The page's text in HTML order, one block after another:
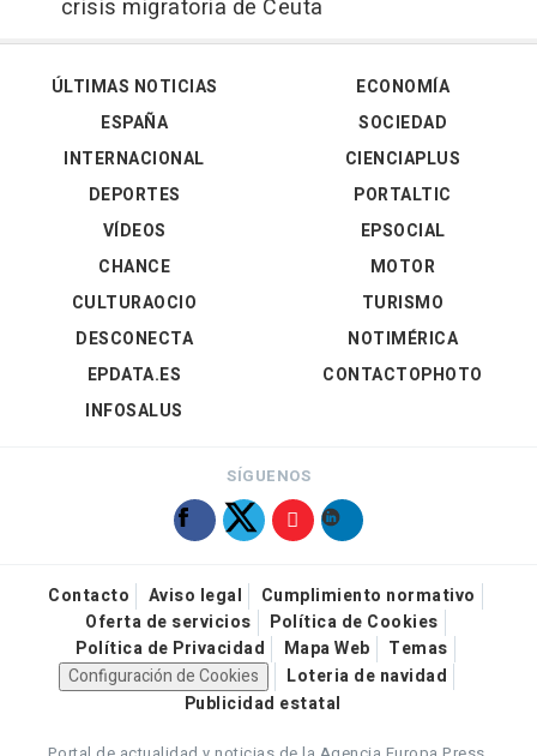
crisis migratoria de Ceuta
ÚLTIMAS NOTICIAS
ESPAÑA
INTERNACIONAL
DEPORTES
VÍDEOS
ECONOMÍA
SOCIEDAD
CIENCIAPLUS
PORTALTIC
EPSOCIAL
CHANCE
CULTURAOCIO
DESCONECTA
EPDATA.ES
INFOSALUS
MOTOR
TURISMO
NOTIMÉRICA
CONTACTOPHOTO
SÍGUENOS
Contacto Aviso legal
Cumplimiento normativo
Oferta de servicios
Política de Cookies
Política de Privacidad
Mapa Web
Temas
Configuración de Cookies
Loteria de navidad
Publicidad estatal